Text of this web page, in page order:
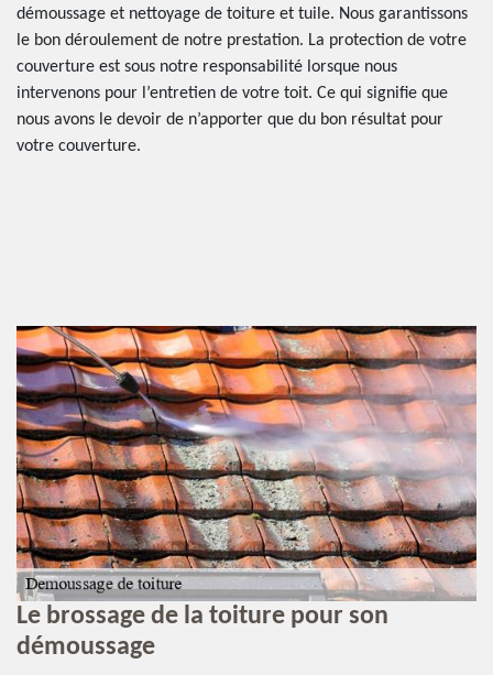
démoussage et nettoyage de toiture et tuile. Nous garantissons
le bon déroulement de notre prestation. La protection de votre
couverture est sous notre responsabilité lorsque nous
intervenons pour l’entretien de votre toit. Ce qui signifie que
nous avons le devoir de n’apporter que du bon résultat pour
votre couverture.
Le brossage de la toiture pour son
démoussage